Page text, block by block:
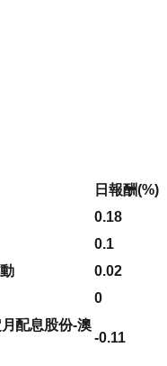
日報酬(%)
0.18
0.1
0.02
0
配息股份-澳
-0.11